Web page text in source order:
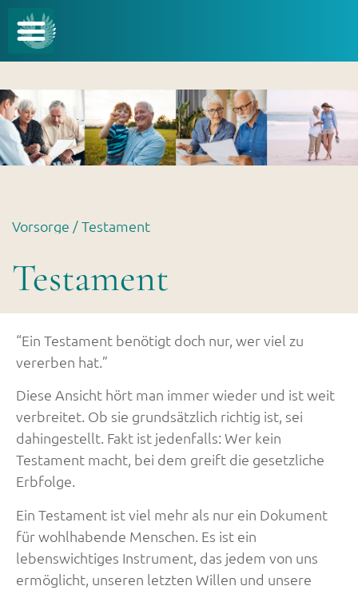
Vorsorge / Testament
Testament
“Ein Testament benötigt doch nur, wer viel zu
vererben hat.”
Diese Ansicht hört man immer wieder und ist weit
verbreitet. Ob sie grundsätzlich richtig ist, sei
dahingestellt. Fakt ist jedenfalls: Wer kein
Testament macht, bei dem greift die gesetzliche
Erbfolge.
Ein Testament ist viel mehr als nur ein Dokument
für wohlhabende Menschen. Es ist ein
lebenswichtiges Instrument, das jedem von uns
ermöglicht, unseren letzten Willen und unsere